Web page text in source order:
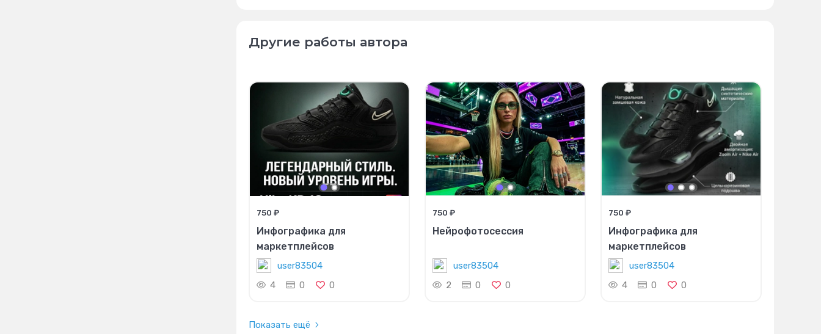
Другие работы автора
750 ₽
Инфографика для
маркетплейсов
user83504
4
0 0
750 ₽
Нейрофотосессия
user83504
2
0 0
750 ₽
Инфографика для
маркетплейсов
user83504
4
0 0
Показать ещё